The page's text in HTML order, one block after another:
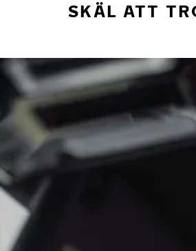
SKÄL ATT